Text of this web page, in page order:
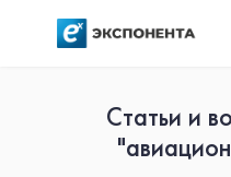
Статьи и